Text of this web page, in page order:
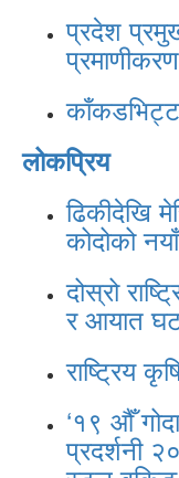
प्रदेश
प्रमाणीकरण
लोकप्रिय
ढिकीदेखि
कोदोको
दोस्रो
र आयात
राष्ट्रिय
‘१९ औँ
प्रदर्शनी